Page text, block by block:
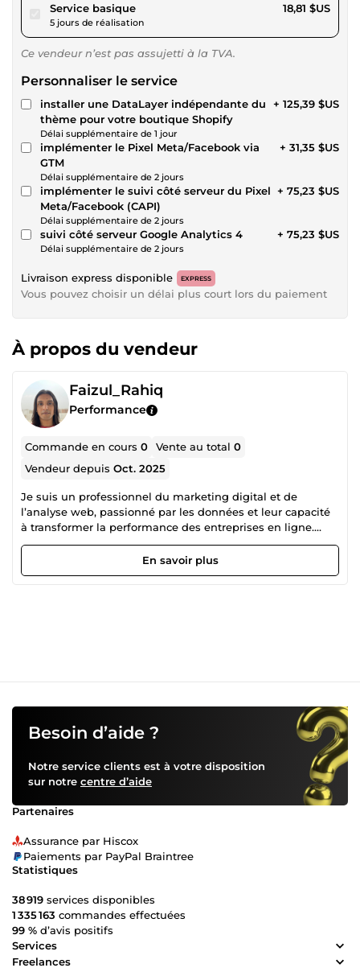
Service basiquepour 17,34 $US
5 jours de réalisation
18,81 $US
Ce vendeur n’est pas assujetti à la TVA.
Personnaliser le service
installer une DataLayer indépendante du
thème pour votre boutique Shopify
Délai supplémentaire de 1 jour
+ 125,39 $US
implémenter le Pixel Meta/Facebook via
GTM
Délai supplémentaire de 2 jours
+ 31,35 $US
implémenter le suivi côté serveur du Pixel
Meta/Facebook (CAPI)
Délai supplémentaire de 2 jours
+ 75,23 $US
suivi côté serveur Google Analytics 4
Délai supplémentaire de 2 jours
+ 75,23 $US
Livraison express disponible EXPRESS
Vous pouvez choisir un délai plus court lors du paiement
À propos du vendeur
Faizul_Rahiq
Performance
Commande en cours0 Vente au total0
Vendeur depuisOct. 2025
Je suis un professionnel du marketing digital et de
l’analyse web, passionné par les données et leur capacité
à transformer la performance des entreprises en ligne.
Mon objectif est d’aider les entreprises à comprendre le
comportement de leurs utilisateurs et à prendre des
décisions basées sur des données fiables. Je me spécialise
marketing et la collecte de données pour les sites e-
commerce et les services en ligne. Mon approche consiste
à créer des solutions de tracking propres, organisées et
Sérieux, méthodique et attentif aux détails, je m’engage à
fournir un travail de qualité et à maintenir une
communication claire avec mes clients. Mon objectif est de
construire des collaborations durables tout en aidant les
données.
En savoir plus
Besoin d’aide ?
Notre service clients est à votre disposition
sur notre centre d’aide
Partenaires
Assurance par Hiscox
Paiements par PayPal Braintree
Statistiques
38 919 services disponibles
1 335 163 commandes effectuées
99 % d’avis positifs
Services
Freelances